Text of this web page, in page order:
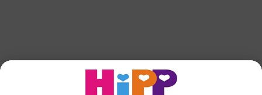
HiPP Hrană pentru sugari